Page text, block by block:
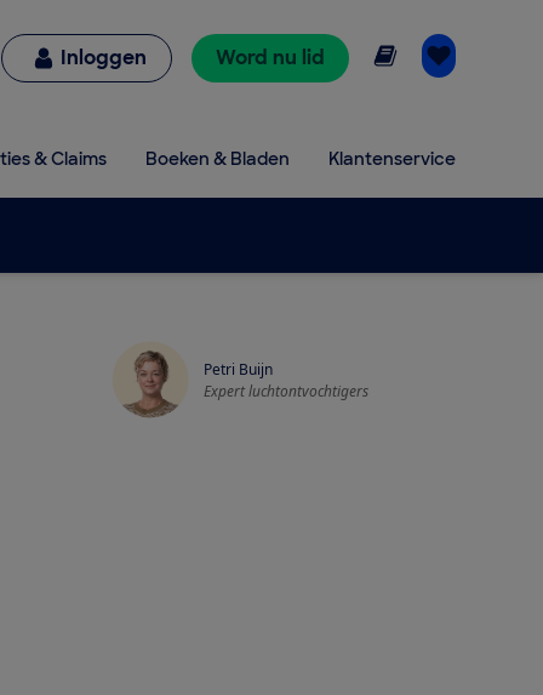
Inloggen Word nu lid Online lezen
& Claims Boeken & Bladen Klantenservice
Petri Buijn
Expert luchtontvochtigers